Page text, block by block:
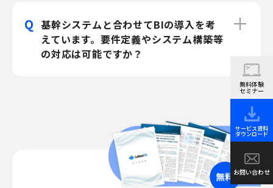
無料体験
セミナー
サービス資料
ダウンロード
お問い合わせ
Q 基幹システムと合わせてBIの導入を考
えています。要件定義やシステム構築等
の対応は可能ですか？